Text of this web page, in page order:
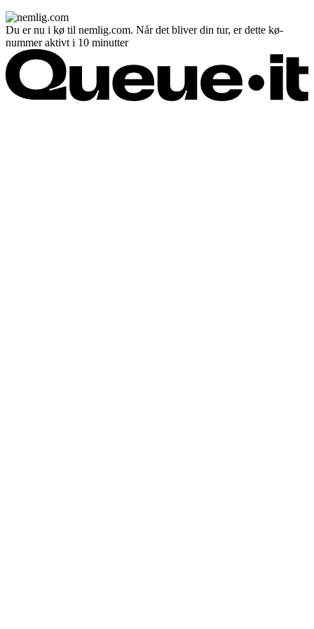
Du er nu i kø til nemlig.com. Når det bliver din tur, er dette kø-
nummer aktivt i 10 minutter